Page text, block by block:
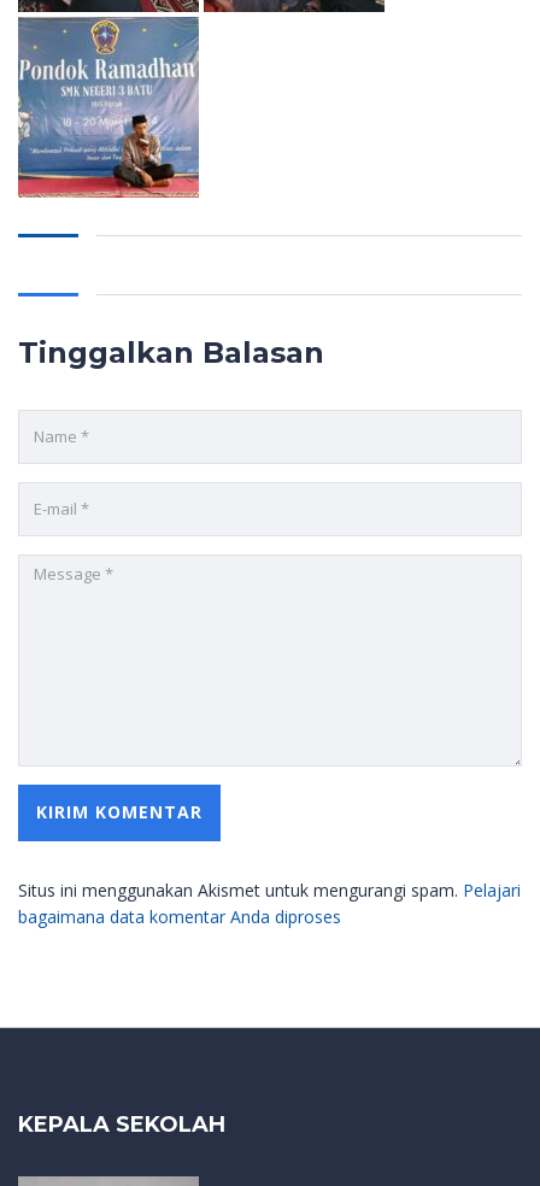
Tinggalkan Balasan
Situs ini menggunakan Akismet untuk mengurangi spam. Pelajari
bagaimana data komentar Anda diproses
KEPALA SEKOLAH